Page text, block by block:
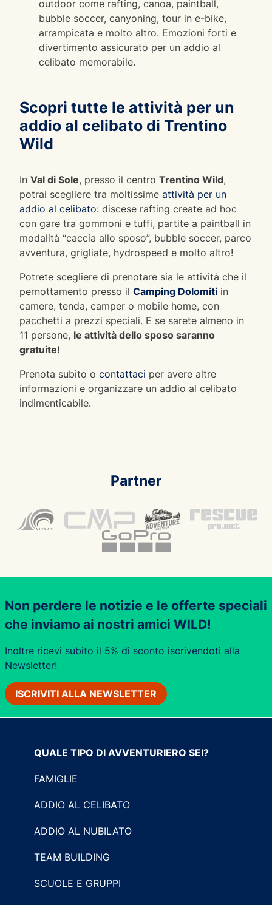
outdoor come rafting, canoa, paintball,
bubble soccer, canyoning, tour in e-bike,
arrampicata e molto altro. Emozioni forti e
divertimento assicurato per un addio al
celibato memorabile.
Scopri tutte le attività per un
addio al celibato di Trentino
Wild
In Val di Sole, presso il centro Trentino Wild,
potrai scegliere tra moltissime attività per un
addio al celibato: discese rafting create ad hoc
con gare tra gommoni e tuffi, partite a paintball in
modalità “caccia allo sposo”, bubble soccer, parco
avventura, grigliate, hydrospeed e molto altro!
Potrete scegliere di prenotare sia le attività che il
pernottamento presso il Camping Dolomiti in
camere, tenda, camper o mobile home, con
pacchetti a prezzi speciali. E se sarete almeno in
11 persone, le attività dello sposo saranno
gratuite!
Prenota subito o contattaci per avere altre
informazioni e organizzare un addio al celibato
indimenticabile.
Partner
Non perdere le notizie e le offerte speciali
che inviamo ai nostri amici WILD!
Inoltre ricevi subito il 5% di sconto iscrivendoti alla
Newsletter!
ISCRIVITI ALLA NEWSLETTER
QUALE TIPO DI AVVENTURIERO SEI?
FAMIGLIE
ADDIO AL CELIBATO
ADDIO AL NUBILATO
TEAM BUILDING
SCUOLE E GRUPPI